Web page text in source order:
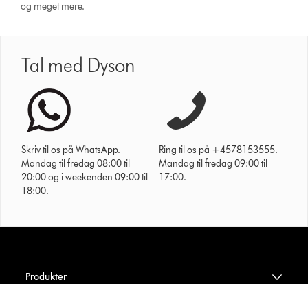
og meget mere.
Tal med Dyson
Skriv til os på WhatsApp.
Mandag til fredag 08:00 til
20:00 og i weekenden 09:00 til
18:00.
Ring til os på +4578153555.
Mandag til fredag 09:00 til
17:00.
Produkter